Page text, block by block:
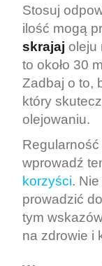
Stosuj
ilość mogą
skrajaj oleju
to około 30
Zadbaj o to,
który
olejowaniu.
wprowadź
korzyści.
prowadzić
tym
na zdrowie i